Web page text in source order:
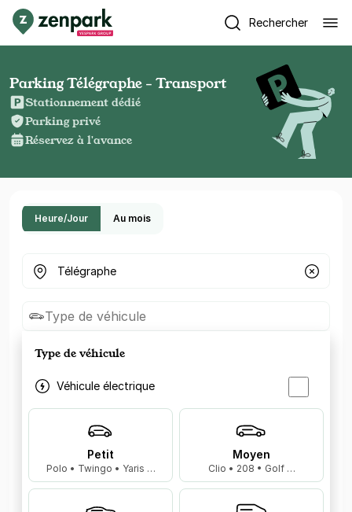
Rechercher
Parking Télégraphe - Transport
Stationnement dédié
Parking privé
Réservez à l'avance
Heure/Jour Au mois
Où cherchez-vous un parking ?
Type de véhicule
Type de véhicule
Véhicule électrique
Petit
Polo • Twingo • Yaris …
Moyen
Clio • 208 • Golf …